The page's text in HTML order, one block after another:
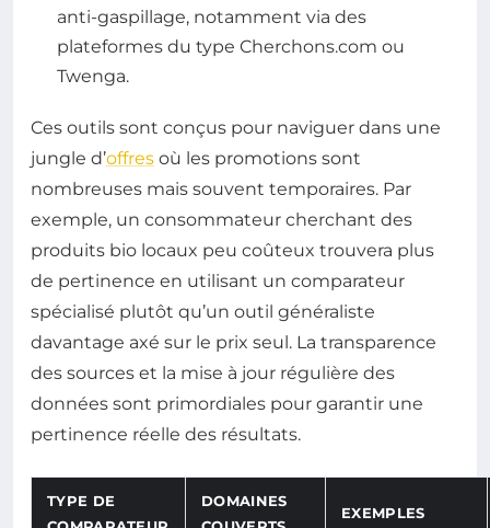
anti-gaspillage, notamment via des
plateformes du type Cherchons.com ou
Twenga.
Ces outils sont conçus pour naviguer dans une
jungle d’offres où les promotions sont
nombreuses mais souvent temporaires. Par
exemple, un consommateur cherchant des
produits bio locaux peu coûteux trouvera plus
de pertinence en utilisant un comparateur
spécialisé plutôt qu’un outil généraliste
davantage axé sur le prix seul. La transparence
des sources et la mise à jour régulière des
données sont primordiales pour garantir une
pertinence réelle des résultats.
TYPE DE
DOMAINES
EXEMPLES